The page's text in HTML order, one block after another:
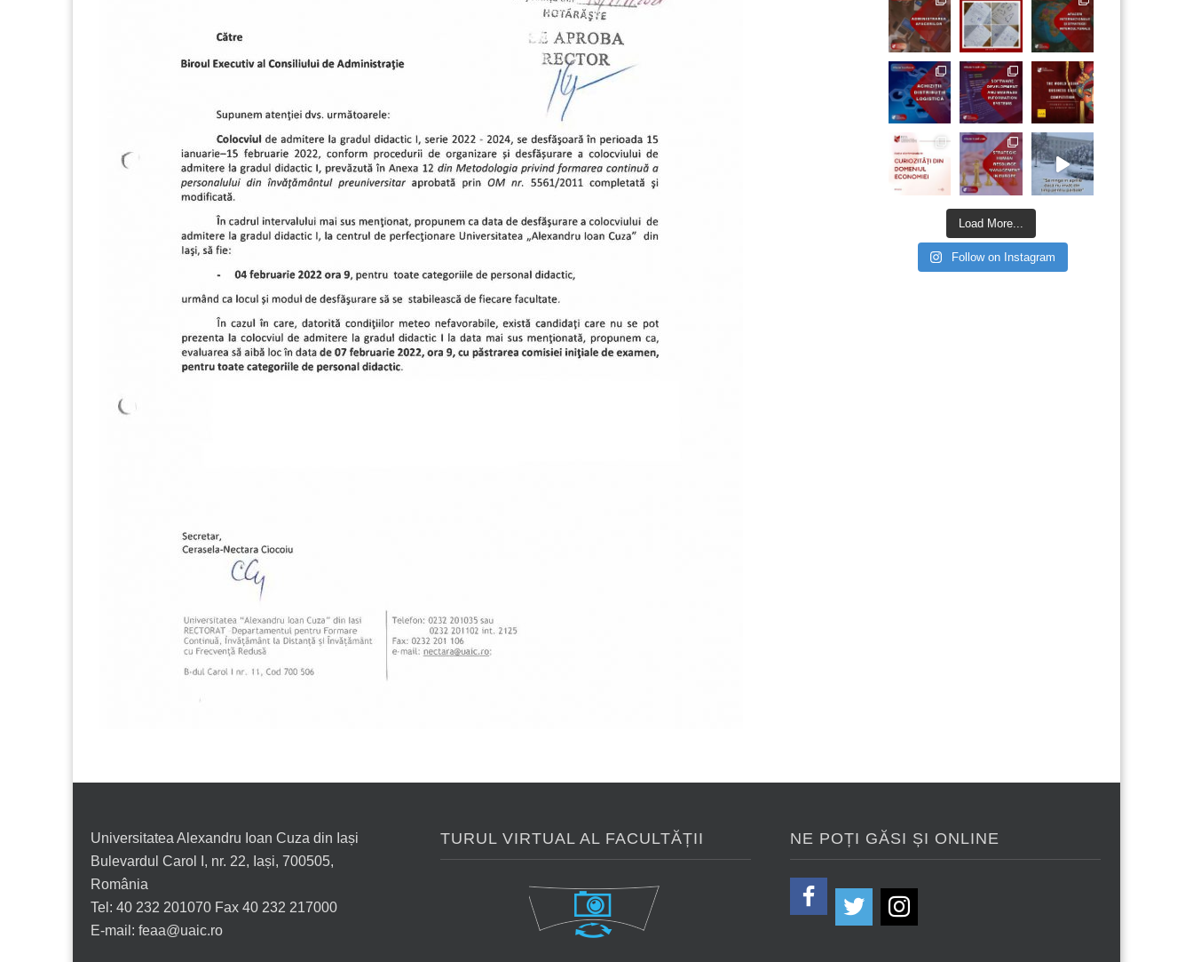
Load More...
Follow on Instagram
Universitatea Alexandru Ioan Cuza din Iași
Bulevardul Carol I, nr. 22, Iași, 700505,
România
Tel: 40 232 201070 Fax 40 232 217000
E-mail: feaa@uaic.ro
TURUL VIRTUAL AL FACULTĂȚII NE POȚI GĂSI ȘI ONLINE